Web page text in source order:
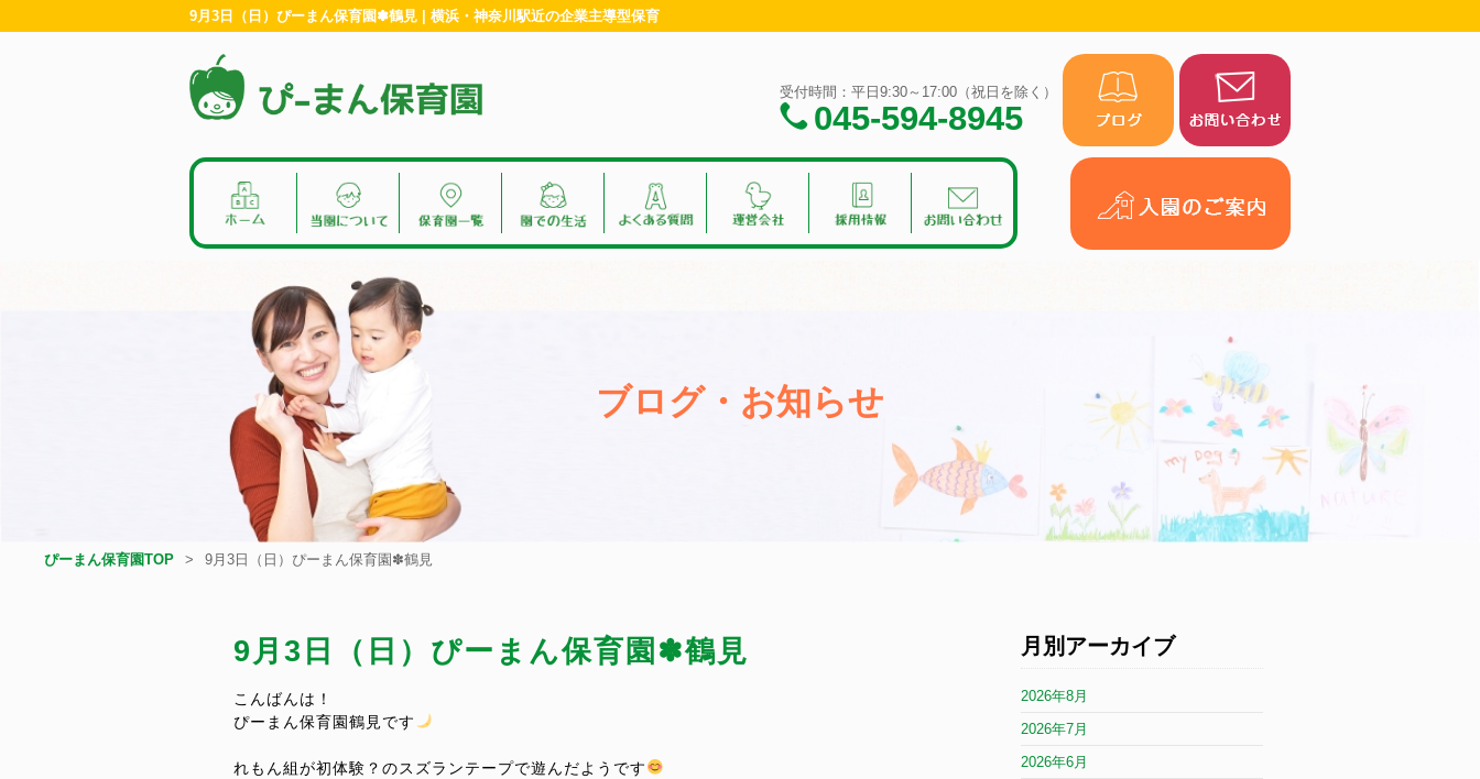
9月3日（日）ぴーまん保育園✽鶴見 | 横浜・神奈川駅近の企業主導型保育
受付時間：平日9:30～17:00（祝日を除く）
045-594-8945
ブログ・お知らせ
ぴーまん保育園TOP 9月3日（日）ぴーまん保育園✽鶴見
9月3日（日）ぴーまん保育園✽鶴見
こんばんは！
ぴーまん保育園鶴見です
れもん組が初体験？のスズランテープで遊んだようです
月別アーカイブ
2026年8月
2026年7月
2026年6月